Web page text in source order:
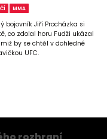
MMA
bojovník Jiří Procházka si
co zdolal horu Fudži ukázal
by se chtěl v dohledné
UFC.